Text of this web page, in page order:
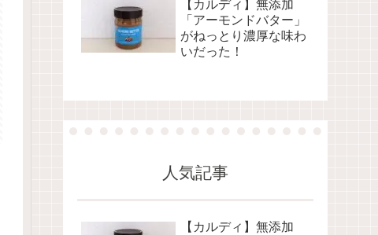
【カルディ】無添加
「アーモンドバター」
がねっとり濃厚な味わ
いだった！
人気記事
【カルディ】無添加